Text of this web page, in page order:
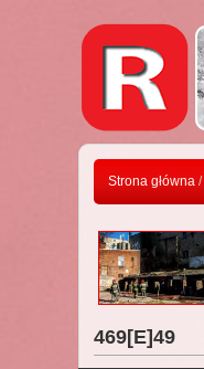
Strona główna /
469[E]49